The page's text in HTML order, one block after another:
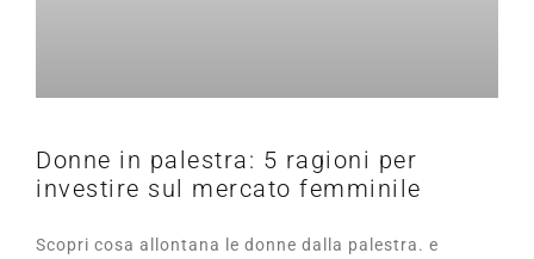
Donne in palestra: 5 ragioni per
investire sul mercato femminile
Scopri cosa allontana le donne dalla palestra. e